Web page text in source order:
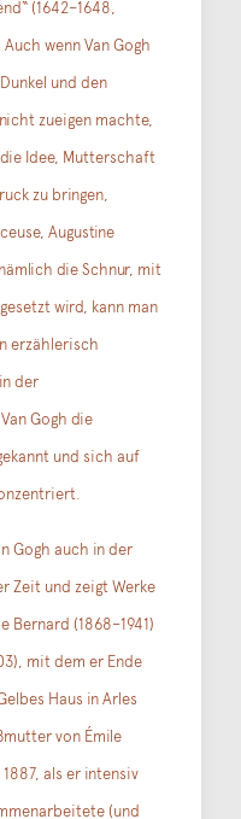
(1642–1648,
wenn Van Gogh
und den
zueigen machte,
Idee, Mutterschaft
zu bringen,
Augustine
die Schnur, mit
wird, kann man
erzählerisch
der
Gogh die
und sich auf
Gogh auch in der
Zeit und zeigt Werke
Bernard (1868–1941)
mit dem er Ende
Haus in Arles
von Émile
als er intensiv
(und